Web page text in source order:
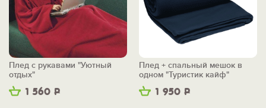
1 560 Р
Плед с рукавами "Уютный
отдых"
1 950 Р
Плед + спальный мешок в
одном "Туристик кайф"